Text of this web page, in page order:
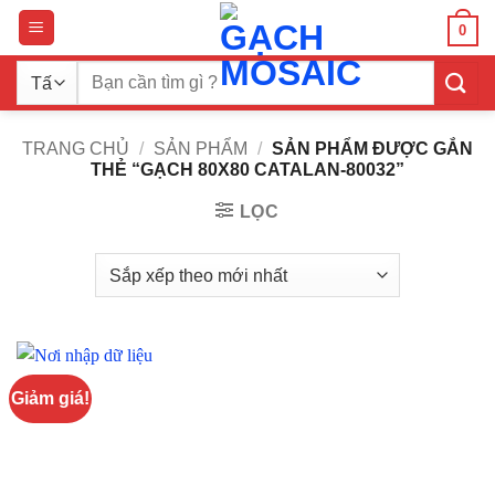
Bỏ
qua
nội
dung
0
Tìm
TRANG CHỦ / SẢN PHẨM / SẢN PHẨM ĐƯỢC GẮN
THẺ “GẠCH 80X80 CATALAN-80032”
LỌC
Giảm giá!